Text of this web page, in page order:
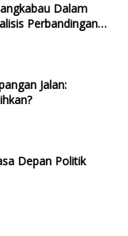
Dalam
Perbandingan
Jalan:
Depan Politik